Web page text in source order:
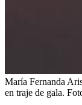
María Fernanda
en traje de gala.